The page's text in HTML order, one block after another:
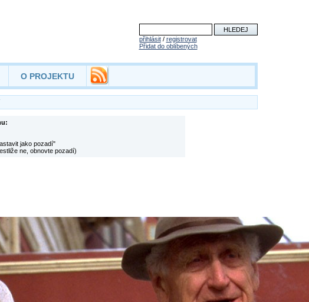
přihlásit/ registrovat
Přidat do oblíbených
O PROJEKTU
jako pozadí"
ne, obnovte pozadí)